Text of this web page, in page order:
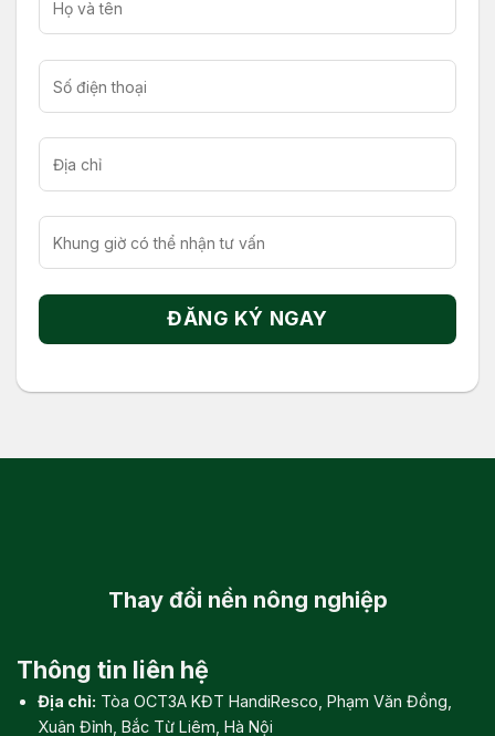
Thay đổi nền nông nghiệp
Thông tin liên hệ
Địa chỉ: Tòa OCT3A KĐT HandiResco, Phạm Văn Đồng,
Xuân Đỉnh, Bắc Từ Liêm, Hà Nội